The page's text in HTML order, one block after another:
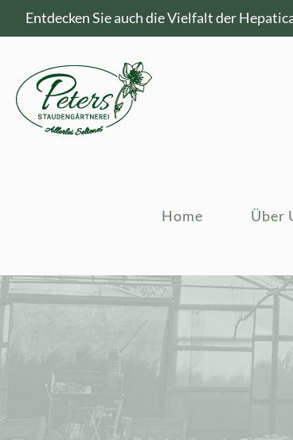
Entdecken Sie auch die Vielfalt der
Home Über